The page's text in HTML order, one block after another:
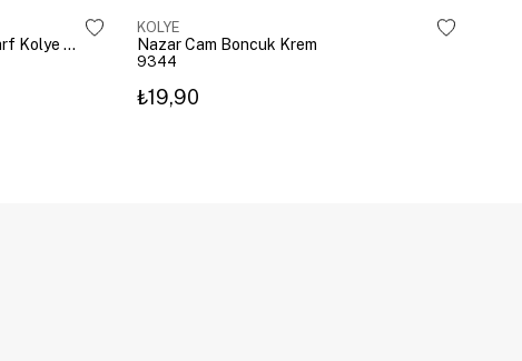
Çelik Gömme Taşlı Bombeli Harf Kolye Gümüş
KOLYE
Nazar Cam Boncuk Krem
9344
₺19,90